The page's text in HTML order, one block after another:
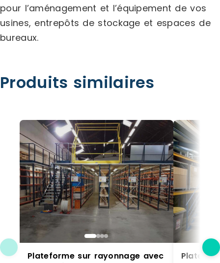
pour l’aménagement et l’équipement de vos
usines, entrepôts de stockage et espaces de
bureaux.
Produits similaires
Plateforme sur rayonnage avec